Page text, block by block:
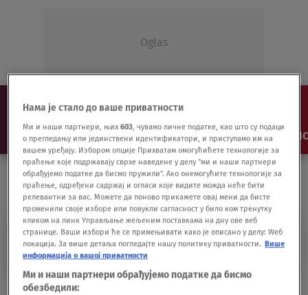
Oglas
NAJNOVIJE VESTI SHOW SPORT VIDEO
PAUL MCCARTNEY
Нама је стало до ваше приватности
Ми и наши партнери, њих603, чувамо личне податке, као што су подаци
о прегледању или јединствени идентификатори, и приступамо им на
вашем уређају. Избором опције Прихватам омогућићете технологије за
праћење које подржавају сврхе наведене у делу "ми и наши партнери
обрађујемо податке да бисмо пружили". Ако онемогућите технологије за
праћење, одређени садржај и огласи које видите можда неће бити
релевантни за вас. Можете да поново прикажете овај мени да бисте
променили своје изборе или повукли сагласност у било ком тренутку
кликом на линк Управљање жељеним поставкама на дну ове веб
странице. Ваши избори ће се примењивати како је описано у делу: Wеб
локација. За више детаља погледајте нашу политику приватности. Више
информација о вашој приватности
Ми и наши партнери обрађујемо податке да бисмо
обезбедили: